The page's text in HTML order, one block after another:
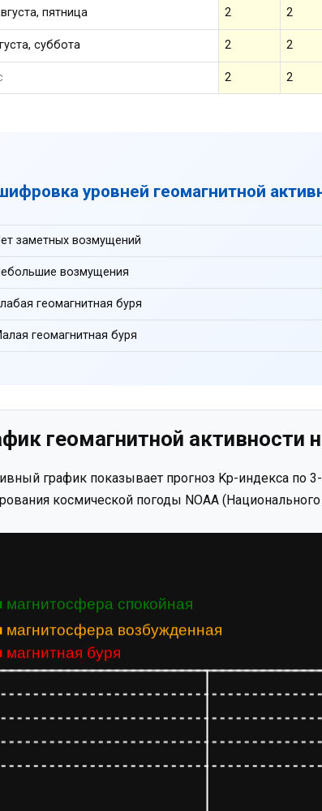
пятница 2 2
суббота 2 2
2 2
уровней геомагнитной
заметных возмущений
возмущения
геомагнитная буря
геомагнитная буря
геомагнитной активности
график показывает прогноз Kp-индекса по
космической погоды NOAA